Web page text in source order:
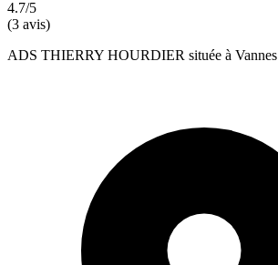
4.7/5
(3 avis)
ADS THIERRY HOURDIER située à Vannes